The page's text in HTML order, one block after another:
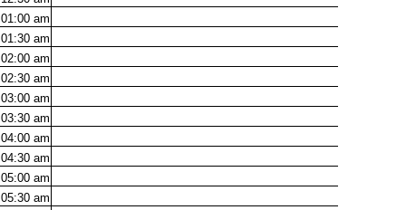
01:00 am
01:30 am
02:00 am
02:30 am
03:00 am
03:30 am
04:00 am
04:30 am
05:00 am
05:30 am